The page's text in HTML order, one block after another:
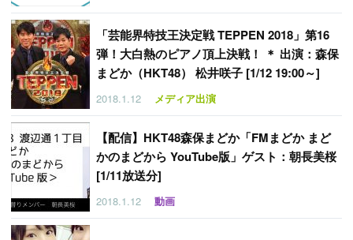
「芸能界特技王決定戦 TEPPEN 2018」第16
弾！大白熱のピアノ頂上決戦！ ＊ 出演：森保
まどか（HKT48） 松井咲子 [1/12 19:00～]
2018.1.12 メディア出演
【配信】HKT48森保まどか「FMまどか まど
かのまどから YouTube版」ゲスト：朝長美桜
[1/11放送分]
2018.1.12 動画